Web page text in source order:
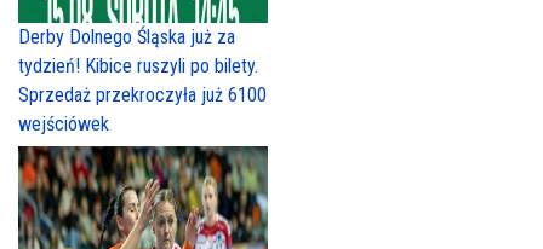
Derby Dolnego Śląska już za
tydzień! Kibice ruszyli po bilety.
Sprzedaż przekroczyła już 6100
wejściówek